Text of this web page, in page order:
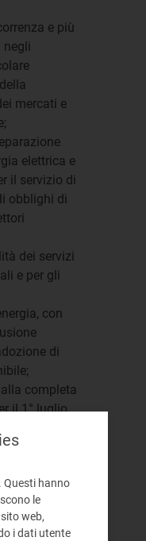
e più
negli
mercati e
elettrica e
il servizio di
obblighi di
dei servizi
e per gli
con
di
completa
il 1° luglio
il mercato
e
vigilanza e
Questi hanno
le
web,
i dati utente